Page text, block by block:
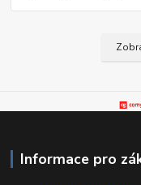
Informace pro